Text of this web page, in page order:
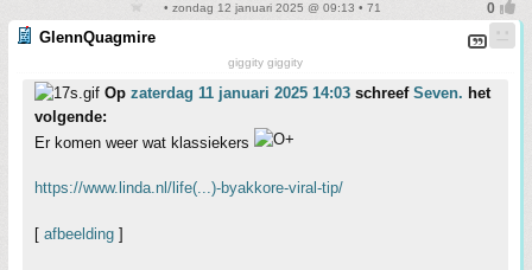
• zondag 12 januari 2025 @ 09:13 • 71
GlennQuagmire
giggity giggity
Op zaterdag 11 januari 2025 14:03 schreef Seven. het
volgende:
Er komen weer wat klassiekers
https://www.linda.nl/life(...)-byakkore-viral-tip/
[ afbeelding ]